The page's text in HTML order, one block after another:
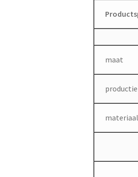
maat
productie
materiaal